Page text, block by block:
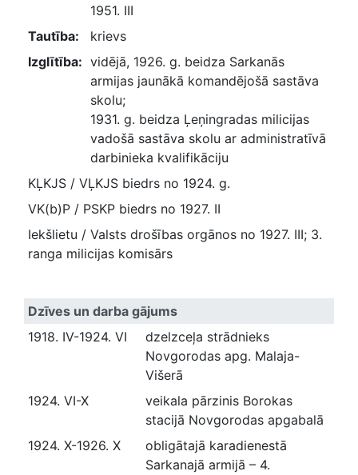
1951. III
Tautība:
krievs
Izglītība: vidējā, 1926. g. beidza Sarkanās
armijas jaunākā komandējošā sastāva
skolu;
1931. g. beidza Ļeņingradas milicijas
vadošā sastāva skolu ar administratīvā
darbinieka kvalifikāciju
KĻKJS / VĻKJS biedrs no 1924. g.
VK(b)P / PSKP biedrs no 1927. II
Iekšlietu / Valsts drošības orgānos no 1927. III; 3.
ranga milicijas komisārs
Dzīves un darba gājums
1918. IV-1924. VI
dzelzceļa strādnieks
Novgorodas apg. Malaja-
Višerā
1924. VI-X
veikala pārzinis Borokas
stacijā Novgorodas apgabalā
1924. X-1926. X
obligātajā karadienestā
Sarkanajā armijā – 4.